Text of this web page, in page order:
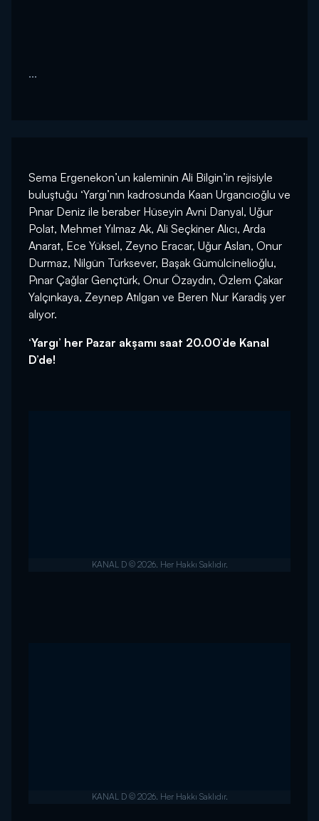
...
Sema Ergenekon’un kaleminin Ali Bilgin’in rejisiyle
buluştuğu ‘Yargı’nın kadrosunda Kaan Urgancıoğlu ve
Pınar Deniz ile beraber Hüseyin Avni Danyal, Uğur
Polat, Mehmet Yılmaz Ak, Ali Seçkiner Alıcı, Arda
Anarat, Ece Yüksel, Zeyno Eracar, Uğur Aslan, Onur
Durmaz, Nilgün Türksever, Başak Gümülcinelioğlu,
Pınar Çağlar Gençtürk, Onur Özaydın, Özlem Çakar
Yalçınkaya, Zeynep Atılgan ve Beren Nur Karadiş yer
alıyor.
‘Yargı’ her Pazar akşamı saat 20.00’de Kanal
D’de!